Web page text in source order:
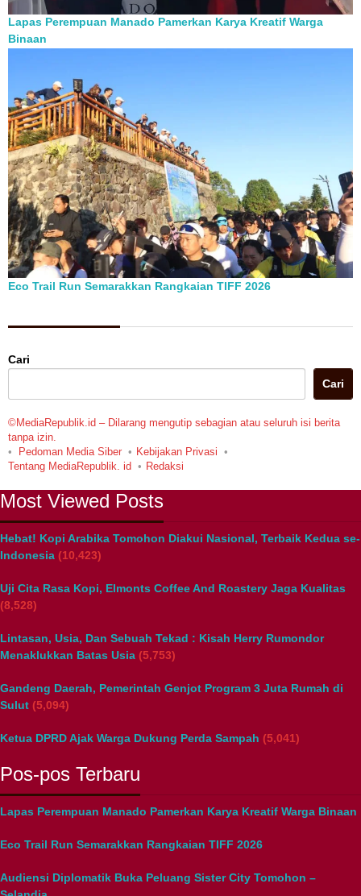
Lapas Perempuan Manado Pamerkan Karya Kreatif Warga
Binaan
Eco Trail Run Semarakkan Rangkaian TIFF 2026
Cari
Cari
©MediaRepublik.id – Dilarang mengutip sebagian atau seluruh isi berita
tanpa izin.
Pedoman Media Siber
Kebijakan Privasi
Tentang MediaRepublik. id
Redaksi
Most Viewed Posts
Hebat! Kopi Arabika Tomohon Diakui Nasional, Terbaik Kedua se-
Indonesia (10,423)
Uji Cita Rasa Kopi, Elmonts Coffee And Roastery Jaga Kualitas
(8,528)
Lintasan, Usia, Dan Sebuah Tekad : Kisah Herry Rumondor
Menaklukkan Batas Usia (5,753)
Gandeng Daerah, Pemerintah Genjot Program 3 Juta Rumah di
Sulut (5,094)
Ketua DPRD Ajak Warga Dukung Perda Sampah (5,041)
Pos-pos Terbaru
Lapas Perempuan Manado Pamerkan Karya Kreatif Warga Binaan
Eco Trail Run Semarakkan Rangkaian TIFF 2026
Audiensi Diplomatik Buka Peluang Sister City Tomohon –